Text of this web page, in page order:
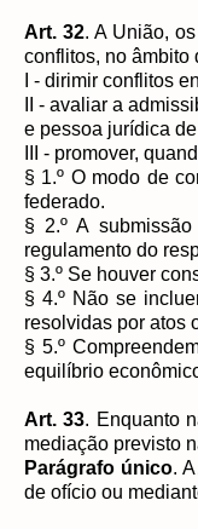
Art. 32. A União,
conflitos, no âmbito
I - dirimir conflitos
II - avaliar a
e pessoa jurídica
III - promover,
§ 1.º O modo de
federado.
§ 2.º A
regulamento do
§ 3.º Se houver
§ 4.º Não se
resolvidas por atos
§ 5.º
equilíbrio
Art. 33. Enquanto
mediação previsto
Parágrafo único.
de ofício ou